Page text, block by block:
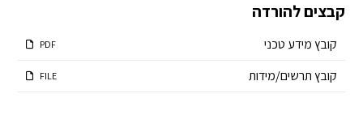
קבצים להורדה
קובץ מידע טכני PDF
קובץ תרשים/מידות FILE